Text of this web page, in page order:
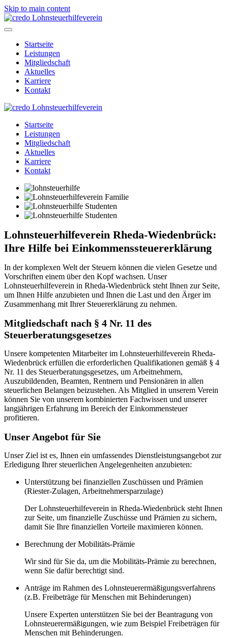
Skip to main content
Startseite
Leistungen
Mitgliedschaft
Aktuelles
Karriere
Kontakt
Startseite
Leistungen
Mitgliedschaft
Aktuelles
Karriere
Kontakt
Lohnsteuerhilfeverein Rheda-Wiedenbrück:
Ihre Hilfe bei Einkommenssteuererklärung
In der komplexen Welt der Steuern können die vielen Gesetze und
Vorschriften einem über den Kopf wachsen. Unser
Lohnsteuerhilfeverein in Rheda-Wiedenbrück steht Ihnen zur Seite,
um Ihnen Hilfe anzubieten und Ihnen die Last und den Ärger im
Zusammenhang mit Ihrer Steuererklärung zu nehmen.
Mitgliedschaft nach § 4 Nr. 11 des
Steuerberatungsgesetzes
Unsere kompetenten Mitarbeiter im Lohnsteuerhilfeverein Rheda-
Wiedenbrück erfüllen die erforderlichen Qualifikationen gemäß § 4
Nr. 11 des Steuerberatungsgesetzes, um Arbeitnehmern,
Auszubildenden, Beamten, Rentnern und Pensionären in allen
steuerlichen Belangen beizustehen. Als Mitglied in unserem Verein
können Sie von unserem kombinierten Fachwissen und unserer
langjährigen Erfahrung im Bereich der Einkommensteuer
profitieren.
Unser Angebot für Sie
Unser Ziel ist es, Ihnen ein umfassendes Dienstleistungsangebot zur
Erledigung Ihrer steuerlichen Angelegenheiten anzubieten:
Unterstützung bei finanziellen Zuschüssen und Prämien
(Riester-Zulagen, Arbeitnehmersparzulage)
Der Lohnsteuerhilfeverein in Rheda-Wiedenbrück steht Ihnen
zur Seite, um finanzielle Zuschüsse und Prämien zu sichern,
damit Sie Ihre finanziellen Vorteile maximieren können.
Berechnung der Mobilitäts-Prämie
Wir sind für Sie da, um die Mobilitäts-Prämie zu berechnen,
wenn Sie dafür berechtigt sind.
Anträge im Rahmen des Lohnsteuerermäßigungsverfahrens
(z.B. Freibeträge für Menschen mit Behinderungen)
Unsere Experten unterstützen Sie bei der Beantragung von
Lohnsteuerermäßigungen, wie zum Beispiel Freibeträgen für
Menschen mit Behinderungen.